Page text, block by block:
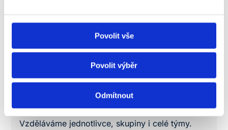
Povolit vše
Povolit výběr
Odmítnout
Profesní vzdělání
Vzděláváme jednotlivce, skupiny i celé týmy.